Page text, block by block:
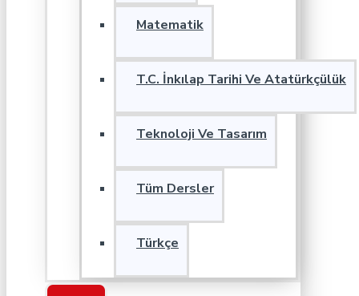
Matematik
T.C. İnkılap Tarihi Ve Atatürkçülük
Teknoloji Ve Tasarım
Tüm Dersler
Türkçe